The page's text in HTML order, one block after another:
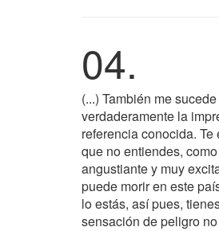
04.
(...) También me
verdaderamente la
referencia conocida.
que no entiendes,
angustiante y muy
puede morir en este
lo estás, así pues,
sensación de peligro